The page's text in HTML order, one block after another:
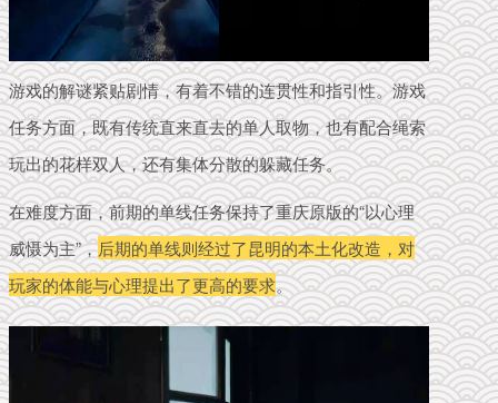
游戏的解谜紧贴剧情，有着不错的连贯性和指引性。游戏
任务方面，既有传统直来直去的单人取物，也有配合绳索
玩出的花样双人，还有集体分散的躲藏任务。
在难度方面，前期的单线任务保持了重庆原版的“以心理
威慑为主”，后期的单线则经过了昆明的本土化改造，对
玩家的体能与心理提出了更高的要求。